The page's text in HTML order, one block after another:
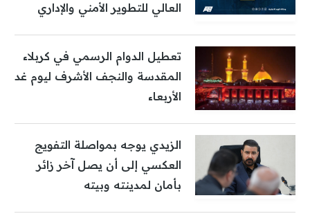
العالي للتطوير الأمني والإداري
تعطيل الدوام الرسمي في كربلاء
المقدسة والنجف الأشرف ليوم غد
الأربعاء
الزيدي يوجه بمواصلة التفويج
العكسي إلى أن يصل آخر زائر
بأمان لمدينته وبيته